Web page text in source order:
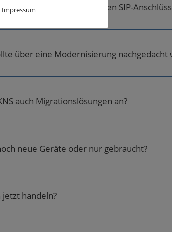
weiterhin mit modernen SIP-
über eine Modernisierung nachgedacht
auch Migrationslösungen an?
neue Geräte oder nur gebraucht?
jetzt handeln?
Impressum